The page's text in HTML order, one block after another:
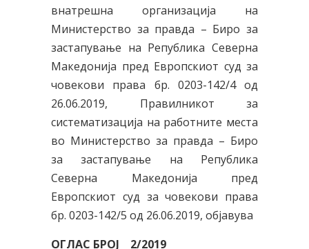
внатрешна организација на
Министерство за правда – Биро за
застапување на Република Северна
Македонија пред Европскиот суд за
човекови права бр. 0203-142/4 од
26.06.2019, Правилникот за
систематизација на работните места
во Министерство за правда – Биро
за застапување на Република
Северна Македонија пред
Европскиот суд за човекови права
бр. 0203-142/5 од 26.06.2019, објавува
ОГЛАС БРОЈ 2/2019